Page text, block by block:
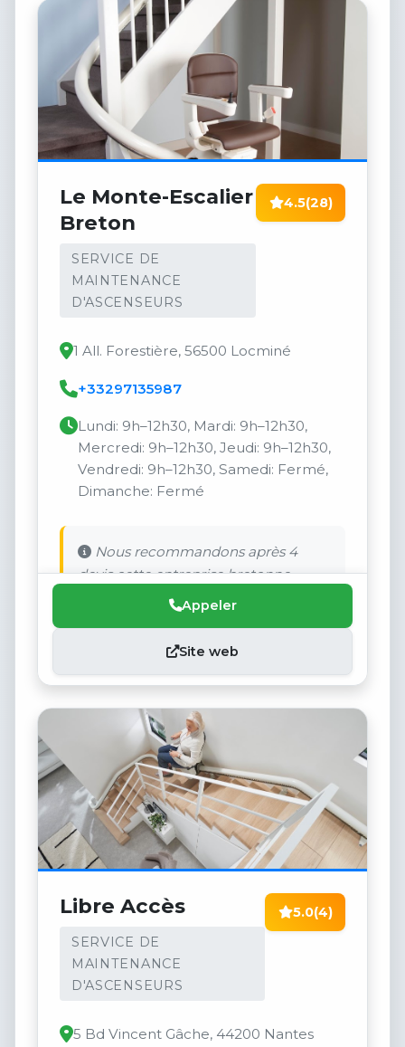
Le Monte-Escalier
Breton
SERVICE DE
MAINTENANCE
D'ASCENSEURS
4.5(28)
1 All. Forestière, 56500 Locminé
+33297135987
Lundi: 9h–12h30, Mardi: 9h–12h30,
Mercredi: 9h–12h30, Jeudi: 9h–12h30,
Vendredi: 9h–12h30, Samedi: Fermé,
Dimanche: Fermé
Nous recommandons après 4
devis cette entreprise bretonne.
Appeler
Site web
Libre Accès
SERVICE DE
MAINTENANCE
D'ASCENSEURS
5.0(4)
5 Bd Vincent Gâche, 44200 Nantes